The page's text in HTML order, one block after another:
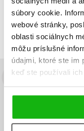
súbory cookie.
webové stránky,
oblasti sociálnych
môžu príslušné
údajmi, ktoré ste im
keď ste používali ich
Zobrazujem 1 až 1 z
Budete to
výhodná zľava, aká beží
e-mailových noviniek!